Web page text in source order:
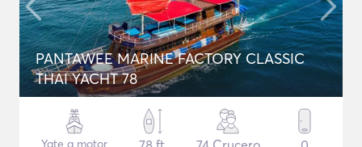
PANTAWEE MARINE FACTORY CLASSIC
THAI YACHT 78
Yate a motor